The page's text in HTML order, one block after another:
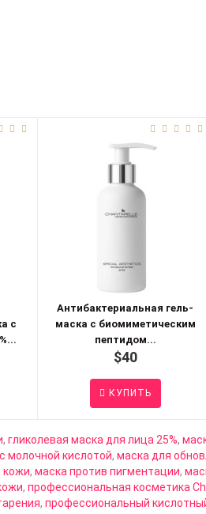
с
Антибактериальная гель-
маска с биомиметическим
пептидом...
$40
КУПИТЬ
, гликолевая маска для лица 25%,
молочной кислотой, маска для
кожи, маска против пигментации,
, профессиональная косметика
, профессиональный